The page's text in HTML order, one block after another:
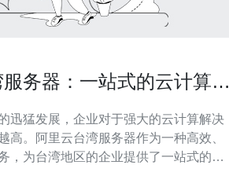
务器：一站式的云计算解
迅猛发展，企业对于强大的云计算解决
高。阿里云台湾服务器作为一种高效、
，为台湾地区的企业提供了一站式的云